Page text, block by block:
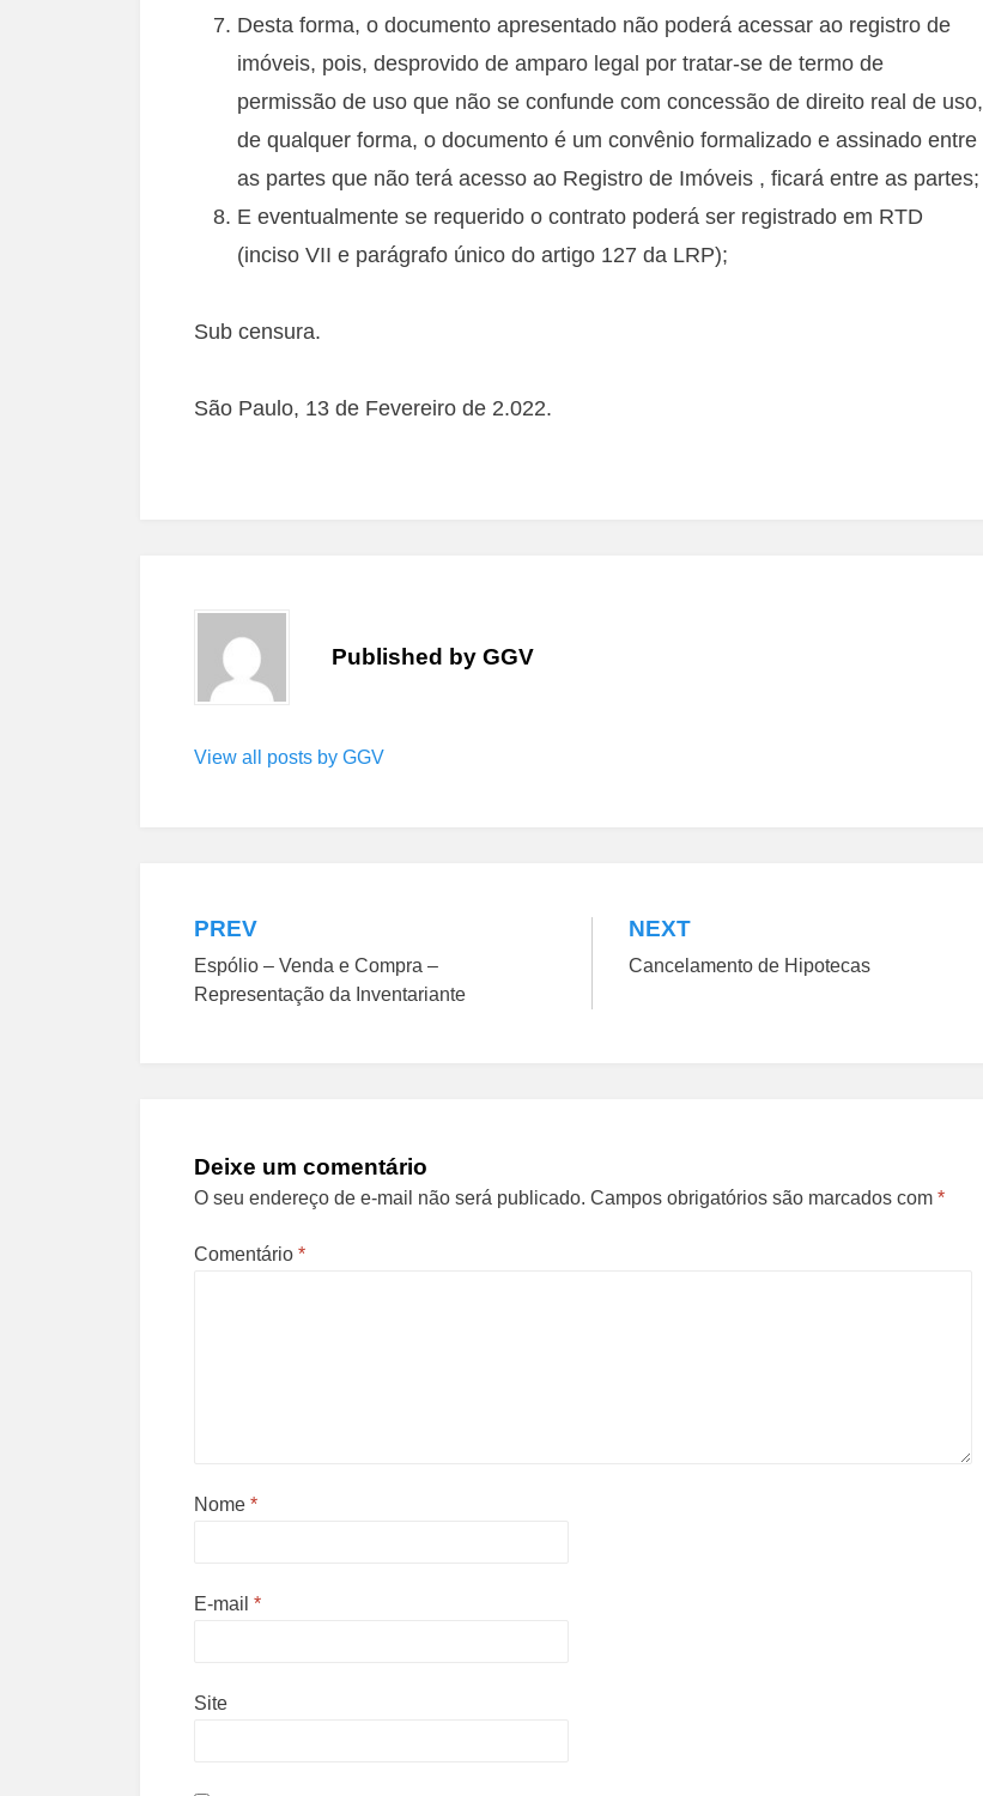
Desta forma, o documento apresentado não poderá acessar ao registro de
imóveis, pois, desprovido de amparo legal por tratar-se de termo de
permissão de uso que não se confunde com concessão de direito real de uso,
de qualquer forma, o documento é um convênio formalizado e assinado entre
as partes que não terá acesso ao Registro de Imóveis , ficará entre as partes;
E eventualmente se requerido o contrato poderá ser registrado em RTD
(inciso VII e parágrafo único do artigo 127 da LRP);
Sub censura.
São Paulo, 13 de Fevereiro de 2.022.
Published by GGV
View all posts by GGV
Navegação
de
PREV
Espólio – Venda e Compra –
Representação da Inventariante
NEXT
Cancelamento de Hipotecas
Deixe um comentário
O seu endereço de e-mail não será publicado. Campos obrigatórios são marcados com *
Comentário *
Nome *
E-mail *
Site